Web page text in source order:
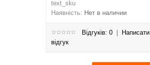
text_sku
Наявність: Нет в наличии
Відгуків: 0
Написати
відгук